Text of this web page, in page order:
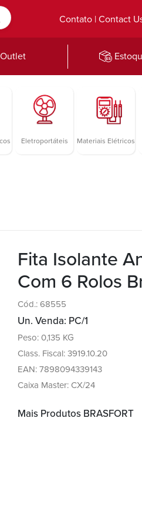
Contato | Contact
Outlet
Eletroportáteis Materiais Elétricos
Fita Isolante
Com 6 Rolos
Cód.: 68555
Un. Venda: PC/1
Peso: 0,135 KG
Class. Fiscal: 3919.10.20
EAN: 7898094339143
Caixa Master: CX/24
Mais Produtos BRASFORT